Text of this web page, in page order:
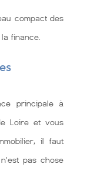
compact des
finance.
principale à
Loire et vous
il faut
pas chose